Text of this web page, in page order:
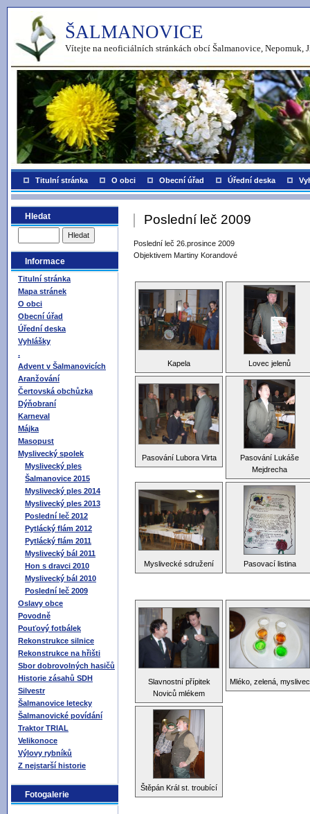
ŠALMANOVICE
Vítejte na neoficiálních stránkách obcí Šalmanovice, Nepomuk,
Titulní stránka O obci Obecní úřad Úřední deska
Hledat
Informace
Titulní stránka
Mapa stránek
O obci
Obecní úřad
Úřední deska
Vyhlášky
.
Advent v Šalmanovicích
Aranžování
Čertovská obchůzka
Dýňobraní
Karneval
Májka
Masopust
Myslivecký spolek
Myslivecký ples
Šalmanovice 2015
Myslivecký ples 2014
Myslivecký ples 2013
Poslední leč 2012
Pytlácký flám 2012
Pytlácký flám 2011
Myslivecký bál 2011
Hon s dravci 2010
Myslivecký bál 2010
Poslední leč 2009
Oslavy obce
Povodně
Pouťový fotbálek
Rekonstrukce silnice
Rekonstrukce na hřišti
Sbor dobrovolných hasičů
Historie zásahů SDH
Silvestr
Šalmanovice letecky
Šalmanovické povídání
Traktor TRIAL
Velikonoce
Výlovy rybníků
Z nejstarší historie
Fotogalerie
Poslední leč 2009
Poslední leč 26.prosince 2009
Objektivem Martiny Korandové
Kapela Lovec jelenů
Pasování Lubora Virta
Pasování Lukáše
Mejdrecha
Myslivecké sdružení Pasovací listina
Slavnostní přípitek
Noviců mlékem
Mléko, zelená, myslivec
Štěpán Král st. troubící